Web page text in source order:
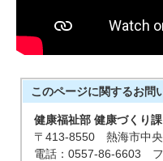
このページに関するお問
健康福祉部 健康づくり
〒413-8550 熱海市中央
電話：0557-86-6603